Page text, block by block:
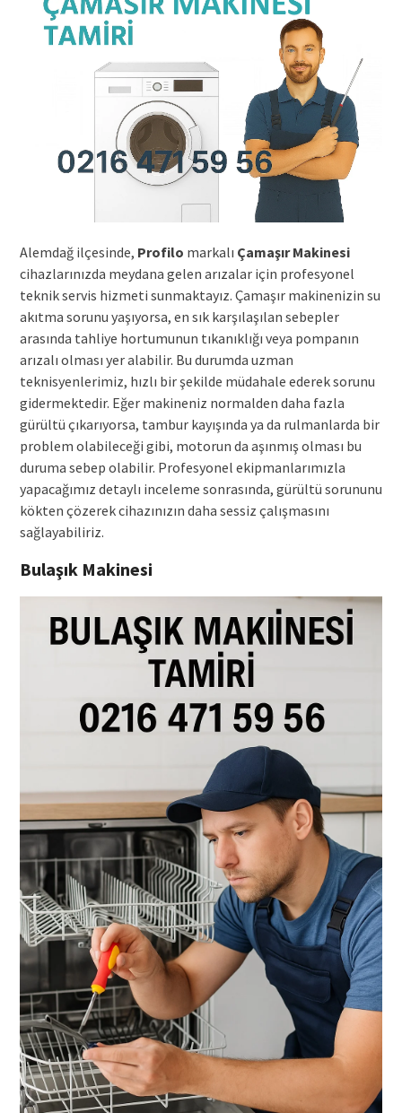
Alemdağ ilçesinde, Profilo markalı Çamaşır Makinesi
cihazlarınızda meydana gelen arızalar için profesyonel
teknik servis hizmeti sunmaktayız. Çamaşır makinenizin su
akıtma sorunu yaşıyorsa, en sık karşılaşılan sebepler
arasında tahliye hortumunun tıkanıklığı veya pompanın
arızalı olması yer alabilir. Bu durumda uzman
teknisyenlerimiz, hızlı bir şekilde müdahale ederek sorunu
gidermektedir. Eğer makineniz normalden daha fazla
gürültü çıkarıyorsa, tambur kayışında ya da rulmanlarda bir
problem olabileceği gibi, motorun da aşınmış olması bu
duruma sebep olabilir. Profesyonel ekipmanlarımızla
yapacağımız detaylı inceleme sonrasında, gürültü sorununu
kökten çözerek cihazınızın daha sessiz çalışmasını
sağlayabiliriz.
Bulaşık Makinesi